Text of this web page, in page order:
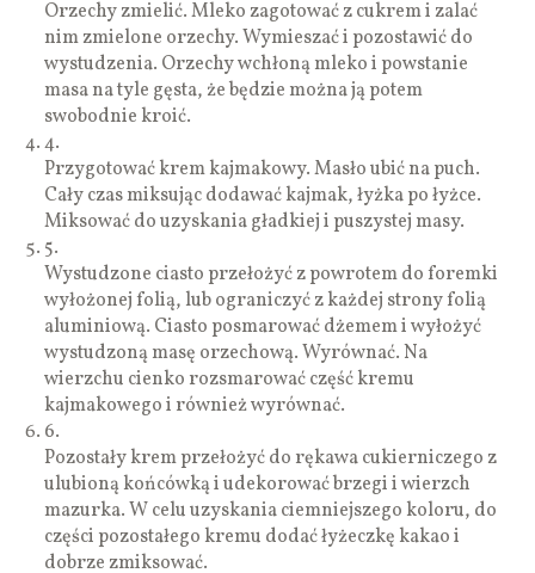
Orzechy zmielić. Mleko zagotować z cukrem i zalać
nim zmielone orzechy. Wymieszać i pozostawić do
wystudzenia. Orzechy wchłoną mleko i powstanie
masa na tyle gęsta, że będzie można ją potem
swobodnie kroić.
4.
Przygotować krem kajmakowy. Masło ubić na puch.
Cały czas miksując dodawać kajmak, łyżka po łyżce.
Miksować do uzyskania gładkiej i puszystej masy.
5.
Wystudzone ciasto przełożyć z powrotem do foremki
wyłożonej folią, lub ograniczyć z każdej strony folią
aluminiową. Ciasto posmarować dżemem i wyłożyć
wystudzoną masę orzechową. Wyrównać. Na
wierzchu cienko rozsmarować część kremu
kajmakowego i również wyrównać.
6.
Pozostały krem przełożyć do rękawa cukierniczego z
ulubioną końcówką i udekorować brzegi i wierzch
mazurka. W celu uzyskania ciemniejszego koloru, do
części pozostałego kremu dodać łyżeczkę kakao i
dobrze zmiksować.